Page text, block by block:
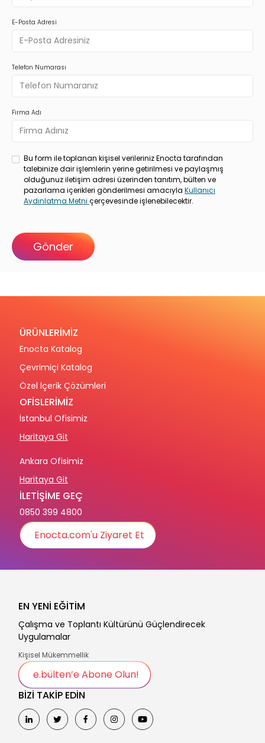
E-Posta Adresi
Telefon Numarası
Firma Adı
Bu form ile toplanan kişisel verileriniz Enocta tarafından
talebinize dair işlemlerin yerine getirilmesi ve paylaşmış
olduğunuz iletişim adresi üzerinden tanıtım, bülten ve
pazarlama içerikleri gönderilmesi amacıyla Kullanıcı
Aydınlatma Metni çerçevesinde işlenebilecektir.
ÜRÜNLERİMİZ
Enocta Katalog
Çevrimiçi Katalog
Özel İçerik Çözümleri
OFİSLERİMİZ
İstanbul Ofisimiz
Haritaya Git
Ankara Ofisimiz
Haritaya Git
İLETİŞİME GEÇ
0850 399 4800
Enocta.com'u Ziyaret Et
BİZİ TAKİP EDİN
EN YENİ EĞİTİM
Çalışma ve Toplantı Kültürünü Güçlendirecek
Uygulamalar
Kişisel Mükemmellik
e.bülten’e Abone Olun!